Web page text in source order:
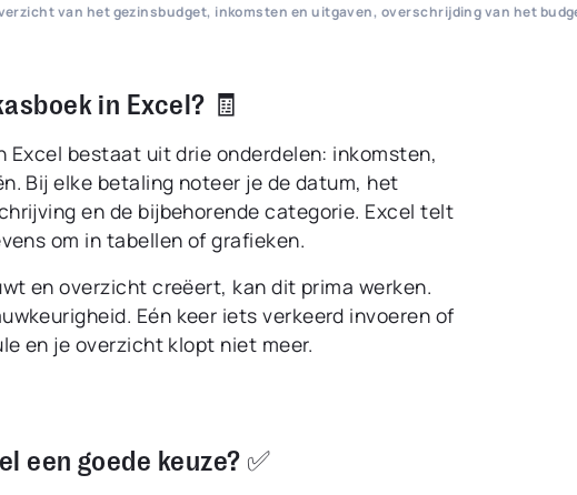
van het gezinsbudget, inkomsten en uitgaven, overschrijding van het
in Excel? 🧾
Excel bestaat uit drie onderdelen: inkomsten,
Bij elke betaling noteer je de datum, het
en de bijbehorende categorie. Excel telt
om in tabellen of grafieken.
en overzicht creëert, kan dit prima werken.
Eén keer iets verkeerd invoeren of
en je overzicht klopt niet meer.
een goede keuze? ✅